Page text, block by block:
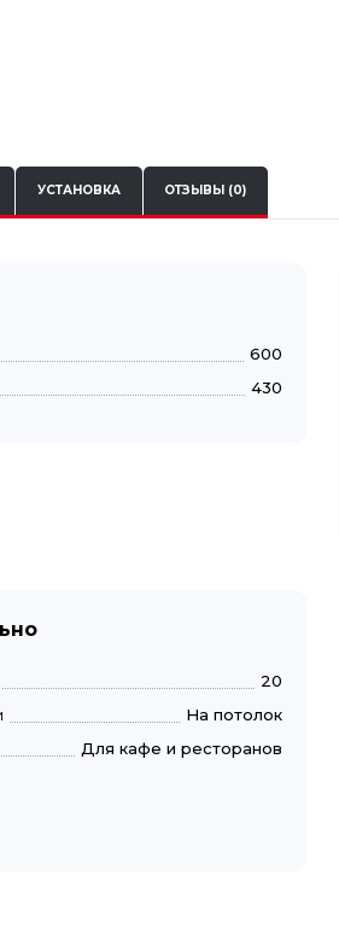
УСТАНОВКА ОТЗЫВЫ (0)
600
430
20
На потолок
Для кафе и ресторанов